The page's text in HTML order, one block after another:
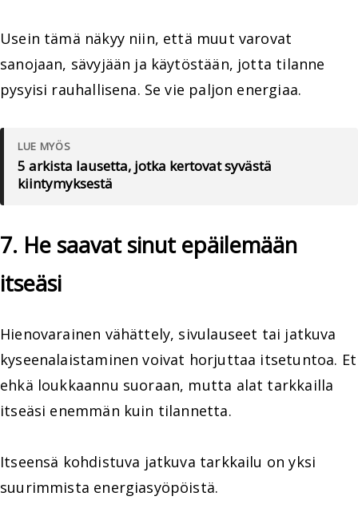
Usein tämä näkyy niin, että muut varovat
sanojaan, sävyjään ja käytöstään, jotta tilanne
pysyisi rauhallisena. Se vie paljon energiaa.
LUE MYÖS
5 arkista lausetta, jotka kertovat syvästä
kiintymyksestä
7. He saavat sinut epäilemään
itseäsi
Hienovarainen vähättely, sivulauseet tai jatkuva
kyseenalaistaminen voivat horjuttaa itsetuntoa. Et
ehkä loukkaannu suoraan, mutta alat tarkkailla
itseäsi enemmän kuin tilannetta.
Itseensä kohdistuva jatkuva tarkkailu on yksi
suurimmista energiasyöpöistä.